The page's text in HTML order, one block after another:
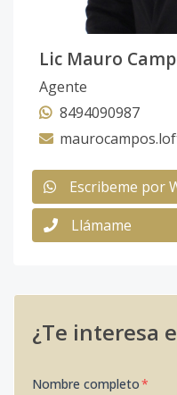
Lic Mauro
Agente
8494090987
Escribeme por
Llámame
¿Te interesa
Nombre completo*